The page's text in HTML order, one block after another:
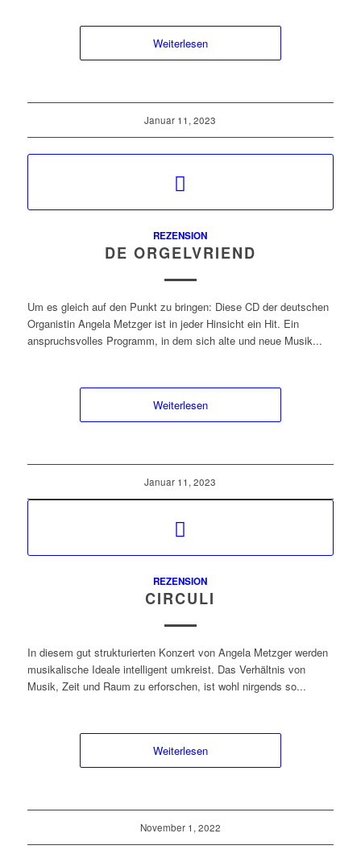
Weiterlesen
Januar 11, 2023
REZENSION
DE ORGELVRIEND
Um es gleich auf den Punkt zu bringen: Diese CD der deutschen
Organistin Angela Metzger ist in jeder Hinsicht ein Hit. Ein
anspruchsvolles Programm, in dem sich alte und neue Musik...
Weiterlesen
Januar 11, 2023
REZENSION
CIRCULI
In diesem gut strukturierten Konzert von Angela Metzger werden
musikalische Ideale intelligent umkreist. Das Verhältnis von
Musik, Zeit und Raum zu erforschen, ist wohl nirgends so...
Weiterlesen
November 1, 2022